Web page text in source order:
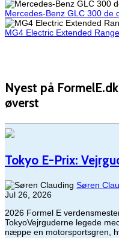
Mercedes-Benz GLC 300 de
MG4 Electric Extended
Nyest på
øverst
Tokyo E-Prix:
Søren
Jul 26, 2026
2026 Formel E
TokyoVejrguderne legede
næppe en motorsportsgren,